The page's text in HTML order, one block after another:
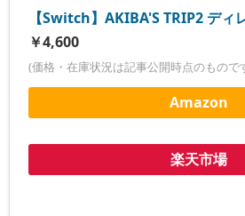
【Switch】AKIBA'S TRIP2 ディ
￥4,600
(価格・在庫状況は記事公開時点のもので
Amazon
楽天市場